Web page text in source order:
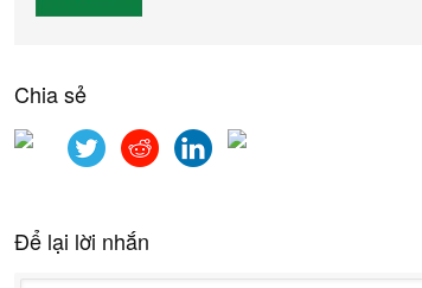
Chia sẻ
Để lại lời nhắn